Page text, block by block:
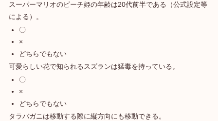
スーパーマリオのピーチ姫の年齢は20代前半である（公式設定等
による）。
〇
×
どちらでもない
可愛らしい花で知られるスズランは猛毒を持っている。
〇
×
どちらでもない
タラバガニは移動する際に縦方向にも移動できる。